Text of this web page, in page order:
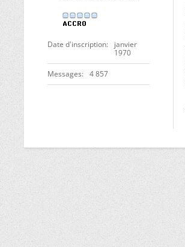
Date d'inscription
janvier
1970
Messages 4 857